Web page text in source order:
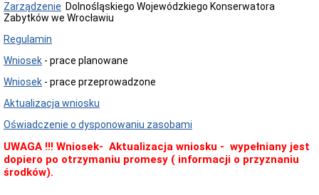
Ochrony
Zabytków
Poradnik
Jak
załatwić
sprawę
Przyjmowanie
skarbowe
Szukam
legalnie
Zarządzenie Dolnośląskiego Wojewódzkiego Konserwatora
Zabytków we Wrocławiu
Regulamin
Wniosek - prace planowane
Wniosek - prace przeprowadzone
Aktualizacja wniosku
Oświadczenie o dysponowaniu zasobami
UWAGA !!! Wniosek- Aktualizacja wniosku - wypełniany jest
dopiero po otrzymaniu promesy ( informacji o przyznaniu
środków).